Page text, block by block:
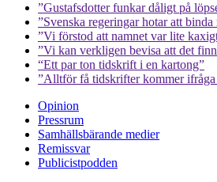
”Gustafsdotter funkar dåligt på
”Svenska regeringar hotar att binda
”Vi förstod att namnet var lite
”Vi kan verkligen bevisa att det
“Ett par ton tidskrift i en kartong”
”Alltför få tidskrifter kommer ifråga
Opinion
Pressrum
Samhällsbärande medier
Remissvar
Publicistpodden